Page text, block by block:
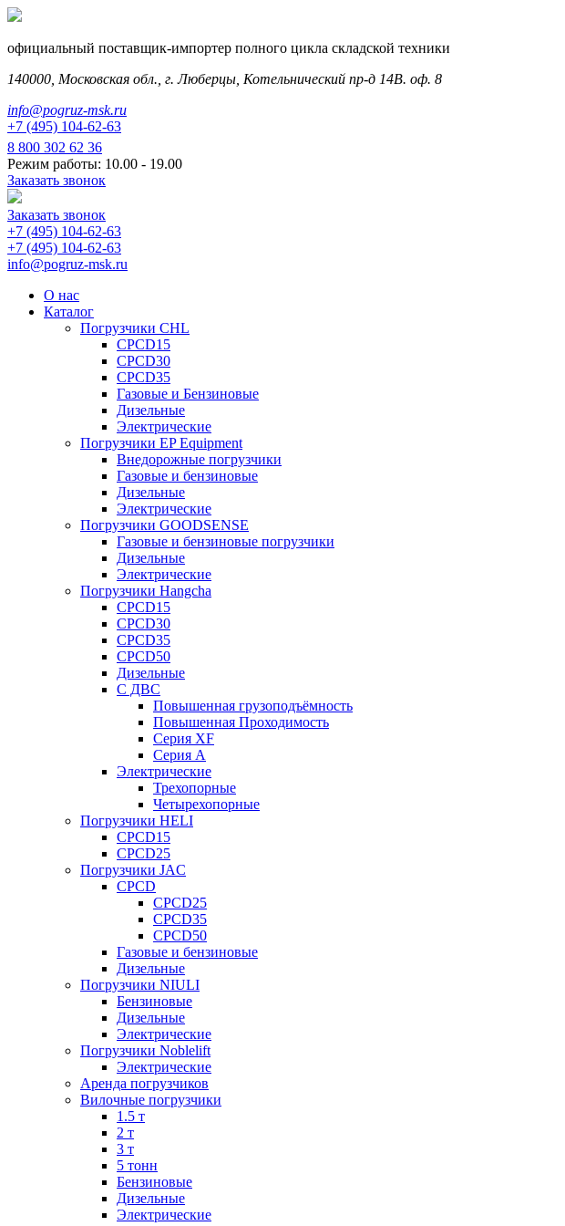
официальный поставщик-импортер полного цикла складской техники
140000, Московская обл., г. Люберцы, Котельнический пр-д 14В. оф. 8
info@pogruz-msk.ru
+7 (495) 104-62-63
8 800 302 62 36
Режим работы: 10.00 - 19.00
Заказать звонок
Заказать звонок
+7 (495) 104-62-63
+7 (495) 104-62-63
info@pogruz-msk.ru
О нас
Каталог
Погрузчики CHL
CPCD15
CPCD30
CPCD35
Газовые и Бензиновые
Дизельные
Электрические
Погрузчики EP Equipment
Внедорожные погрузчики
Газовые и бензиновые
Дизельные
Электрические
Погрузчики GOODSENSE
Газовые и бензиновые погрузчики
Дизельные
Электрические
Погрузчики Hangcha
CPCD15
CPCD30
CPCD35
CPCD50
Дизельные
С ДВС
Повышенная грузоподъёмность
Повышенная Проходимость
Серия XF
Серия А
Электрические
Трехопорные
Четырехопорные
Погрузчики HELI
CPCD15
CPCD25
Погрузчики JAC
CPCD
CPCD25
CPCD35
CPCD50
Газовые и бензиновые
Дизельные
Погрузчики NIULI
Бензиновые
Дизельные
Электрические
Погрузчики Noblelift
Электрические
Аренда погрузчиков
Вилочные погрузчики
1.5 т
2 т
3 т
5 тонн
Бензиновые
Дизельные
Электрические